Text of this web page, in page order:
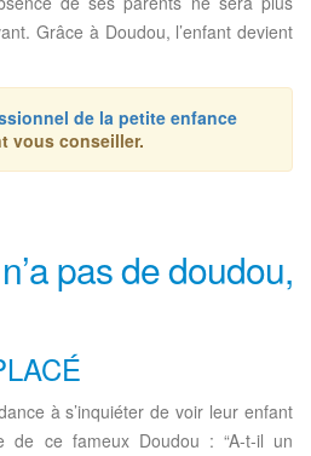
Grâce à Doudou, l’enfant devient
de la petite enfance
vous conseiller.
pas de doudou,
à s’inquiéter de voir leur enfant
de ce fameux Doudou : “A-t-il un